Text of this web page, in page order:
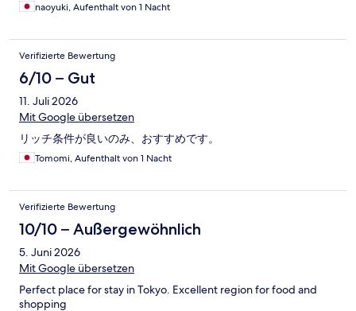
naoyuki, Aufenthalt von 1 Nacht
Verifizierte Bewertung
6/10 – Gut
11. Juli 2026
Mit Google übersetzen
リッチ条件が良いのみ、おすすめです。
Tomomi, Aufenthalt von 1 Nacht
Verifizierte Bewertung
10/10 – Außergewöhnlich
5. Juni 2026
Mit Google übersetzen
Perfect place for stay in Tokyo. Excellent region for food and
shopping